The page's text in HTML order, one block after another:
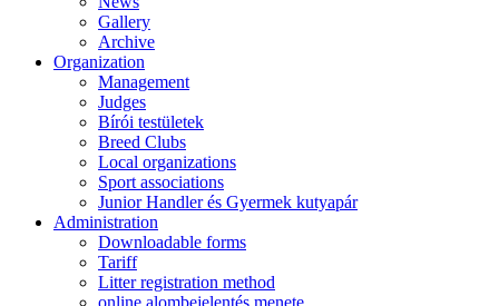
Gallery
Archive
Organization
Management
Judges
Bírói testületek
Breed Clubs
Local organizations
Sport associations
Junior Handler és Gyermek kutyapár
Administration
Downloadable forms
Tariff
Litter registration method
online alombejelentés menete